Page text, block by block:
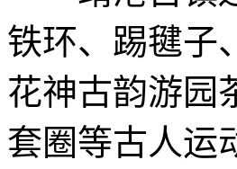
铁环、踢毽子
花神古韵游园
套圈等古人运